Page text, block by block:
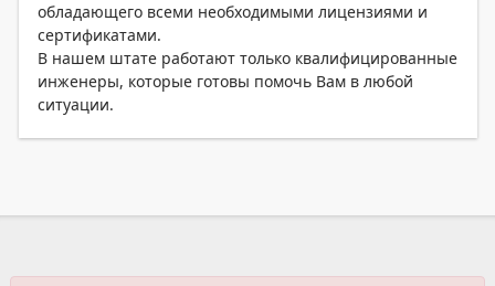
обладающего всеми необходимыми лицензиями и
сертификатами.
В нашем штате работают только квалифицированные
инженеры, которые готовы помочь Вам в любой
ситуации.